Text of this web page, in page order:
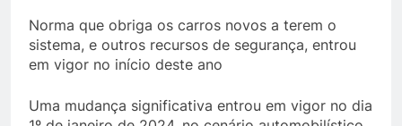
Norma que obriga os carros novos a terem o
sistema, e outros recursos de segurança, entrou
em vigor no início deste ano
Uma mudança significativa entrou em vigor no dia